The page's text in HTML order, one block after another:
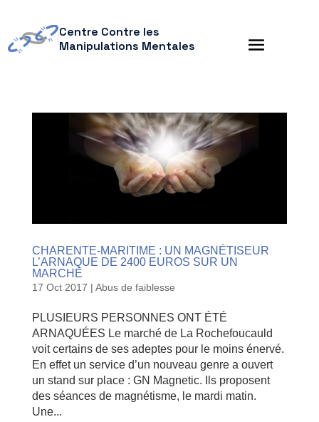
Centre Contre les
Manipulations Mentales
CHARENTE-MARITIME : UN MAGNÉTISEUR
L’ARNAQUE DE 2400 EUROS SUR UN
MARCHÉ
17 Oct 2017 | Abus de faiblesse
PLUSIEURS PERSONNES ONT ÉTÉ
ARNAQUÉES Le marché de La Rochefoucauld
voit certains de ses adeptes pour le moins énervé.
En effet un service d’un nouveau genre a ouvert
un stand sur place : GN Magnetic. Ils proposent
des séances de magnétisme, le mardi matin.
Une...